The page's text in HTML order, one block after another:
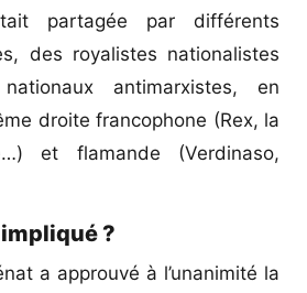
partagée par différents
des royalistes nationalistes
antimarxistes, en
droite francophone (Rex, la
et flamande (Verdinaso,
?
a approuvé à l’unanimité la